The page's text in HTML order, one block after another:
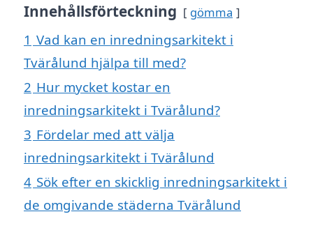
Innehållsförteckning gömma
1 Vad kan en inredningsarkitekt i
Tvärålund hjälpa till med?
2 Hur mycket kostar en
inredningsarkitekt i Tvärålund?
3 Fördelar med att välja
inredningsarkitekt i Tvärålund
4 Sök efter en skicklig inredningsarkitekt i
de omgivande städerna Tvärålund